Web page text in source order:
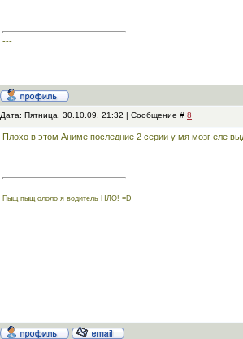
---
Дата: Пятница, 30.10.09, 21:32 | Сообщение # 8
Плохо в этом Аниме последние 2 серии у мя мозг еле
Пыщ пыщ ололо я водитель НЛО! =D ---